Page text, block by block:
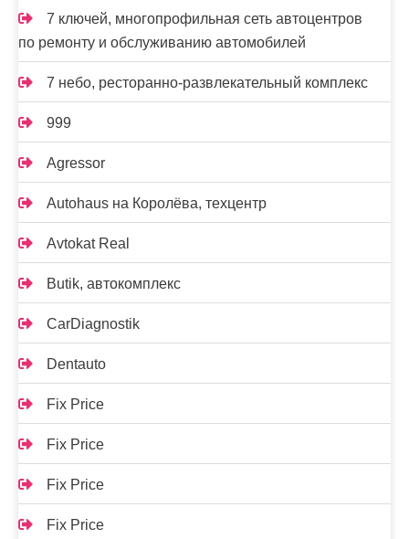
7 ключей, многопрофильная сеть автоцентров
по ремонту и обслуживанию автомобилей
7 небо, ресторанно-развлекательный комплекс
999
Agressor
Autohaus на Королёва, техцентр
Avtokat Real
Butik, автокомплекс
CarDiagnostik
Dentauto
Fix Price
Fix Price
Fix Price
Fix Price